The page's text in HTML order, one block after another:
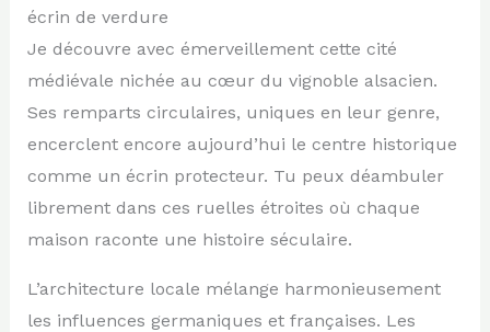
écrin de verdure
Je découvre avec émerveillement cette cité
médiévale nichée au cœur du vignoble alsacien.
Ses remparts circulaires, uniques en leur genre,
encerclent encore aujourd’hui le centre historique
comme un écrin protecteur. Tu peux déambuler
librement dans ces ruelles étroites où chaque
maison raconte une histoire séculaire.
L’architecture locale mélange harmonieusement
les influences germaniques et françaises. Les